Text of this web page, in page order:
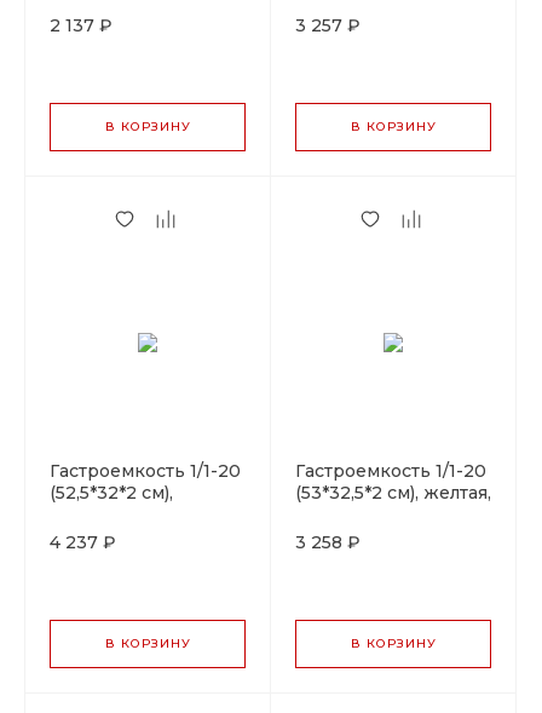
фарфор, P.L. Proff
2 137 ₽
В КОРЗИНУ
фарфор, P.L. Proff
3 257 ₽
В КОРЗИНУ
Гастроемкость 1/1-20
(52,5*32*2 см),
фарфор, P.L. Proff
4 237 ₽
В КОРЗИНУ
Гастроемкость 1/1-20
(53*32,5*2 см), желтая,
Cuisine
3 258 ₽
В КОРЗИНУ